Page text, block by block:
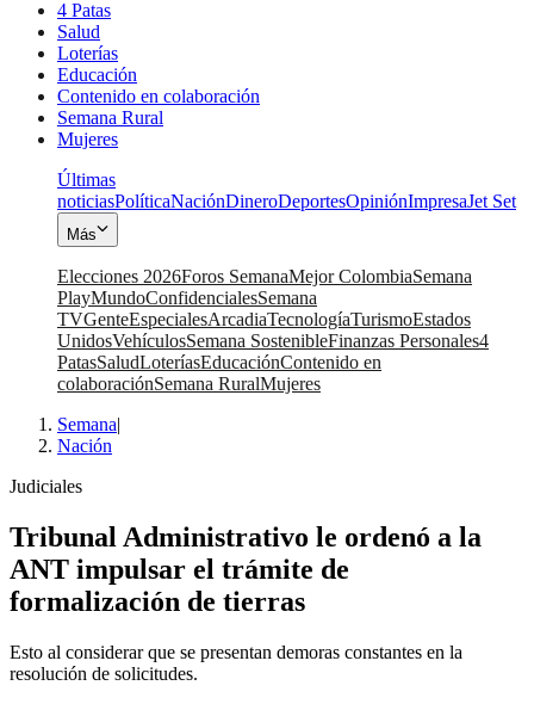
4 Patas
Salud
Loterías
Educación
Contenido en colaboración
Semana Rural
Mujeres
Últimas
noticiasPolíticaNaciónDineroDeportesOpiniónImpresaJet Set
Más
Elecciones 2026Foros SemanaMejor ColombiaSemana
PlayMundoConfidencialesSemana
TVGenteEspecialesArcadiaTecnologíaTurismoEstados
UnidosVehículosSemana SostenibleFinanzas Personales4
PatasSaludLoteríasEducaciónContenido en
colaboraciónSemana RuralMujeres
Semana|
Nación
Judiciales
Tribunal Administrativo le ordenó a la
ANT impulsar el trámite de
formalización de tierras
Esto al considerar que se presentan demoras constantes en la
resolución de solicitudes.